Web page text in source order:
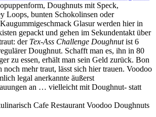
Doughnuts mit Speck,
Loops, bunten Schokolinsen oder
Glasur werden hier in
gepackt und gehen im Sekundentakt über
der Tex-Ass Challenge Doughnutist 6
Doughnut. Schafft man es, ihn in 80
zu essen, erhält man sein Geld zurück. Bon
mehr traut, lässt sich hier trauen. Voodoo
legal anerkannte äußerst
an … vielleicht mit Doughnut- statt